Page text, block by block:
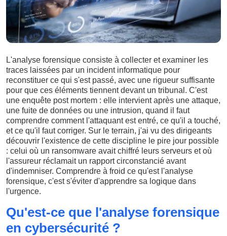
L'analyse forensique consiste à collecter et examiner les
traces laissées par un incident informatique pour
reconstituer ce qui s'est passé, avec une rigueur suffisante
pour que ces éléments tiennent devant un tribunal. C'est
une enquête post mortem : elle intervient après une attaque,
une fuite de données ou une intrusion, quand il faut
comprendre comment l'attaquant est entré, ce qu'il a touché,
et ce qu'il faut corriger. Sur le terrain, j'ai vu des dirigeants
découvrir l'existence de cette discipline le pire jour possible
: celui où un ransomware avait chiffré leurs serveurs et où
l'assureur réclamait un rapport circonstancié avant
d'indemniser. Comprendre à froid ce qu'est l'analyse
forensique, c'est s'éviter d'apprendre sa logique dans
l'urgence.
Qu'est-ce que l'analyse forensique
en cybersécurité ?